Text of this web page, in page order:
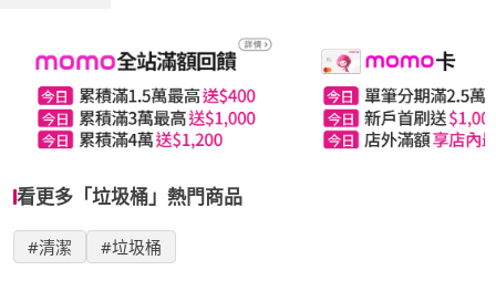
看更多「垃圾桶」熱門商品
#清潔 #垃圾桶